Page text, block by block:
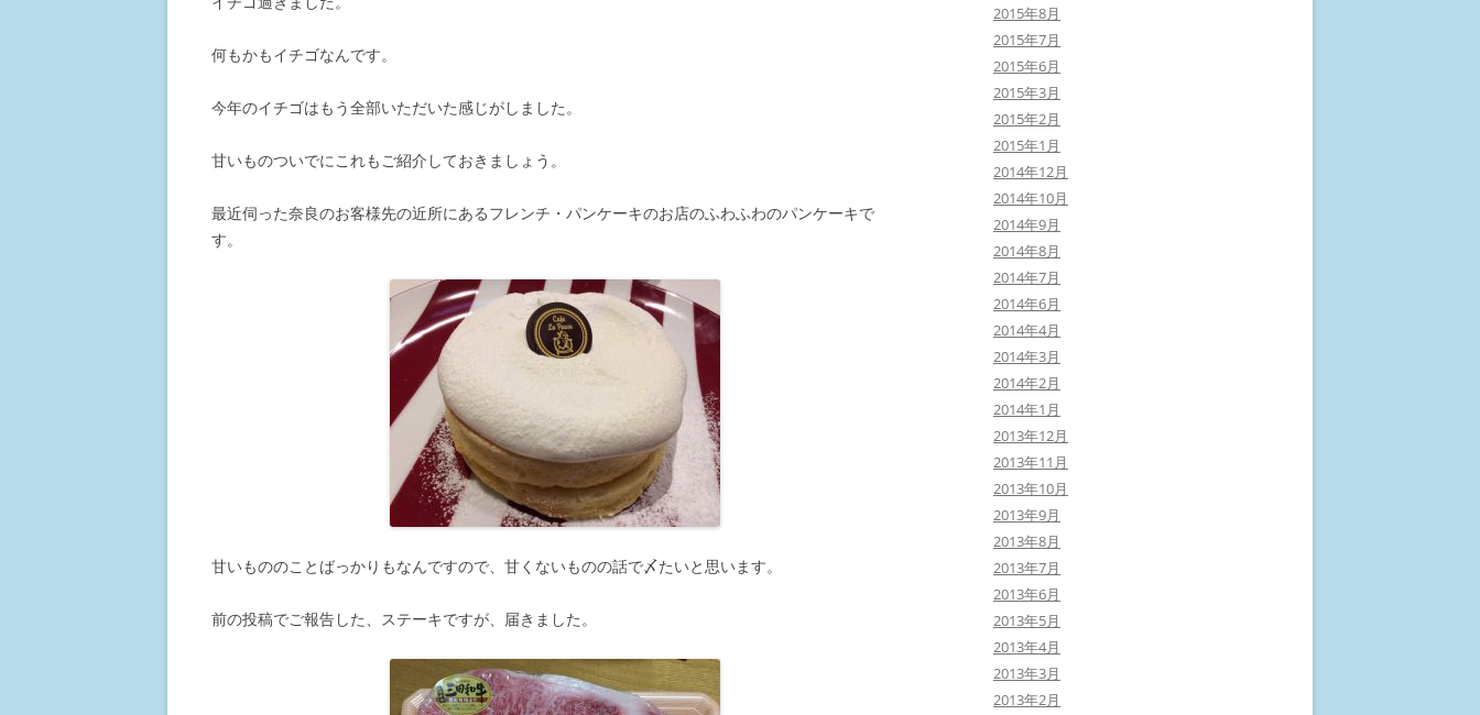
何もかもイチゴなんです。
今年のイチゴはもう全部いただいた感じがしました。
甘いものついでにこれもご紹介しておきましょう。
最近伺った奈良のお客様先の近所にあるフレンチ・パンケーキのお店のふわふわのパンケーキで
す。
甘いもののことばっかりもなんですので、甘くないものの話で〆たいと思います。
前の投稿でご報告した、ステーキですが、届きました。
2015年8月
2015年7月
2015年6月
2015年3月
2015年2月
2015年1月
2014年12月
2014年10月
2014年9月
2014年8月
2014年7月
2014年6月
2014年4月
2014年3月
2014年2月
2014年1月
2013年12月
2013年11月
2013年10月
2013年9月
2013年8月
2013年7月
2013年6月
2013年5月
2013年4月
2013年3月
2013年2月